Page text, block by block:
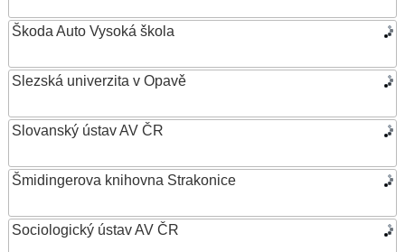
Škoda Auto Vysoká škola
Slezská univerzita v Opavě
Slovanský ústav AV ČR
Šmidingerova knihovna Strakonice
Sociologický ústav AV ČR